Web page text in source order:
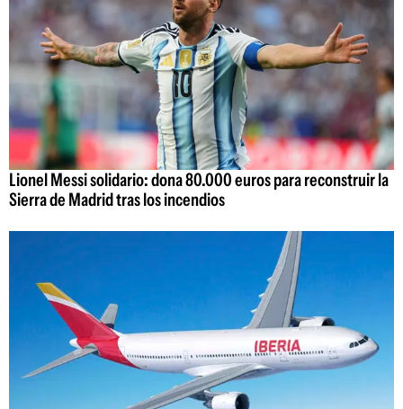
Lionel Messi solidario: dona 80.000 euros para reconstruir la
Sierra de Madrid tras los incendios